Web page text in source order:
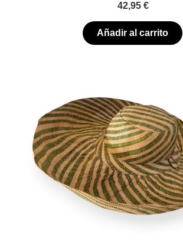
42,95 €
Añadir al carrito